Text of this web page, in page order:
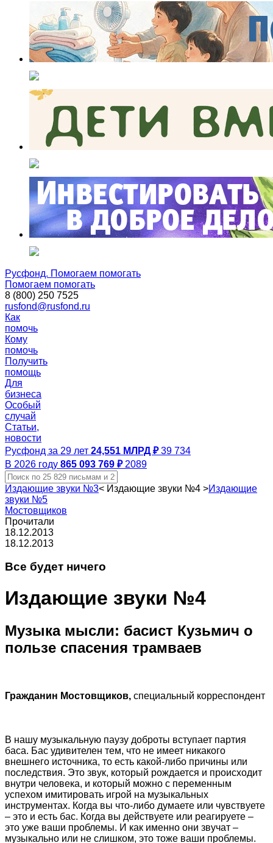
Русфонд. Помогаем помогать
Помогаем помогать
8 (800) 250 7525
rusfond@rusfond.ru
Как
помочь
Кому
помочь
Получить
помощь
Для
бизнеса
Особый
случай
Статьи,
новости
Русфонд за 29 лет 24,551 МЛРД ₽ 39 734
В 2026 году 865 093 769 ₽ 2089
Издающие звуки №3< Издающие звуки №4 >Издающие
звуки №5
Мостовщиков
Прочитали
18.12.2013
18.12.2013
Все будет ничего
Издающие звуки №4
Музыка мысли: басист Кузьмич о
пользе спасения трамваев
Гражданин Мостовщиков, специальный корреспондент
В нашу музыкальную паузу доброты вступает партия
баса. Бас удивителен тем, что не имеет никакого
внешнего источника, то есть какой-либо причины или
последствия. Это звук, который рождается и происходит
внутри человека, и который можно с переменным
успехом имитировать игрой на музыкальных
инструментах. Когда вы что-либо думаете или чувствуете
– это и есть бас. Когда вы действуете или реагируете –
это уже ваши проблемы. И как именно они звучат –
музыкально или не слишком, это тоже ваши проблемы.